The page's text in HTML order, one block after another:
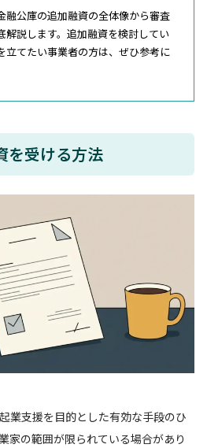
融公庫の追加融資の全体像から審査
解説します。追加融資を検討してい
立てたい事業者の方は、ぜひ参考に
を受ける方法
業支援を目的とした有効な手段のひ
家の範囲が限られている場合があり